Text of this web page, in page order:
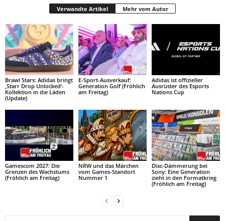
Verwandte Artikel Mehr vom Autor
Brawl Stars: Adidas bringt
‚Starr Drop Unlocked‘-
Kollektion in die Läden
(Update)
E-Sport-Ausverkauf:
Generation Golf (Fröhlich
am Freitag)
Adidas ist offizieller
Ausrüster des Esports
Nations Cup
Gamescom 2027: Die
Grenzen des Wachstums
(Fröhlich am Freitag)
NRW und das Märchen
vom Games-Standort
Nummer 1
Disc-Dämmerung bei
Sony: Eine Generation
zieht in den Formatkrieg
(Fröhlich am Freitag)